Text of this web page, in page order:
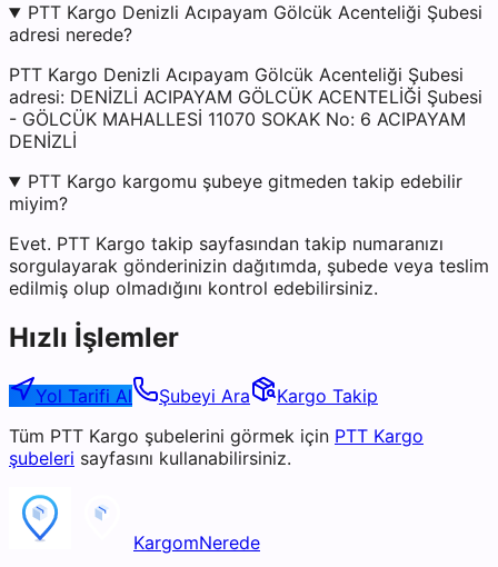
PTT Kargo Denizli Acıpayam Gölcük Acenteliği Şubesi
adresi nerede?
PTT Kargo Denizli Acıpayam Gölcük Acenteliği Şubesi
adresi: DENİZLİ ACIPAYAM GÖLCÜK ACENTELİĞİ Şubesi
- GÖLCÜK MAHALLESİ 11070 SOKAK No: 6 ACIPAYAM
DENİZLİ
PTT Kargo kargomu şubeye gitmeden takip edebilir
miyim?
Evet. PTT Kargo takip sayfasından takip numaranızı
sorgulayarak gönderinizin dağıtımda, şubede veya teslim
edilmiş olup olmadığını kontrol edebilirsiniz.
Hızlı İşlemler
Yol Tarifi Al Şubeyi Ara
Kargo Takip
Tüm PTT Kargo şubelerini görmek için PTT Kargo
şubeleri sayfasını kullanabilirsiniz.
KargomNerede